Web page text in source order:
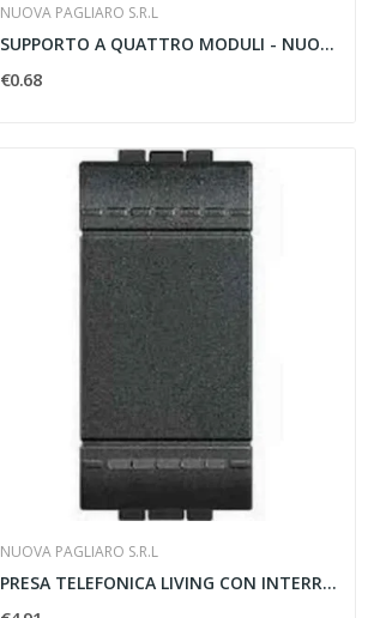
NUOVA PAGLIARO S.R.L
SUPPORTO A QUATTRO MODULI - NUOVA PAGLIARO 4704
€0.68
NUOVA PAGLIARO S.R.L
PRESA TELEFONICA LIVING CON INTERRUTTORE LINEA...